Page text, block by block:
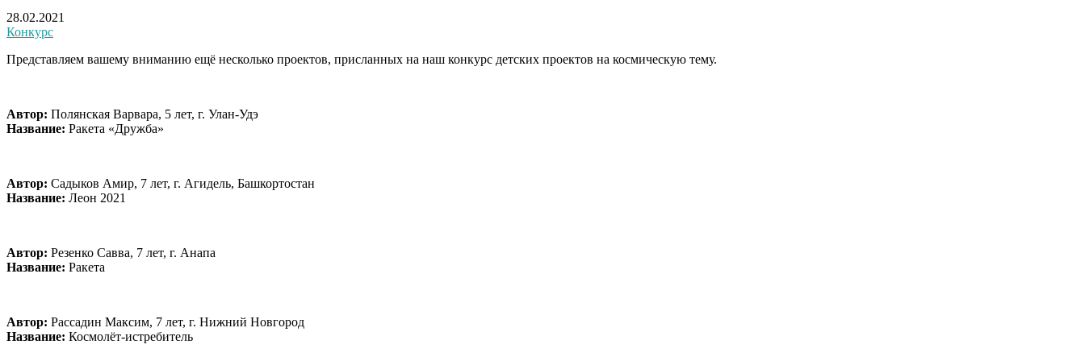
28.02.2021
Конкурс
Представляем вашему вниманию ещё несколько проектов, присланных на наш конкурс детских проектов на космическую тему.
Автор: Полянская Варвара, 5 лет, г. Улан-Удэ
Название: Ракета «Дружба»
Автор: Садыков Амир, 7 лет, г. Агидель, Башкортостан
Название: Леон 2021
Автор: Резенко Савва, 7 лет, г. Анапа
Название: Ракета
Автор: Рассадин Максим, 7 лет, г. Нижний Новгород
Название: Космолёт-истребитель